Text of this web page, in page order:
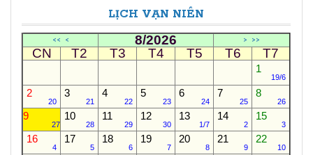
LỊCH VẠN NIÊN
<< < 8/2026 > >>
CN T2 T3 T4 T5 T6 T7
1
19/6
2
20
3
21
4
22
5
23
6
24
7
25
8
26
9
27
10
28
11
29
12
30
13
1/7
14
2
15
3
16
4
17
5
18
6
19
7
20
8
21
9
22
10